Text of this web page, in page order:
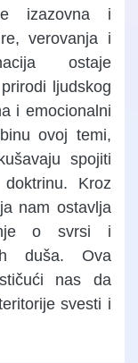
izazovna i
verovanja i
ostaje
ljudskog
i emocionalni
ovoj temi,
spojiti
Kroz
nam ostavlja
o svrsi i
duša. Ova
nas da
svesti i